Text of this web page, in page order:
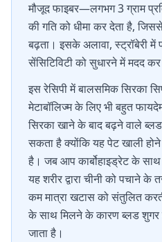
मौजूद फाइबर—लगभग 3 ग्राम
की गति को धीमा कर देता है,
बढ़ता। इसके अलावा, स्ट्रॉबेरी में
सेंसिटिविटी को सुधारने में मदद
इस रेसिपी में बालसमिक सिरका
मेटाबॉलिज्म के लिए भी बहुत
सिरका खाने के बाद बढ़ने वाले
सकता है क्योंकि यह पेट खाली होने
है। जब आप कार्बोहाइड्रेट के
यह शरीर द्वारा चीनी को पचाने
कम मात्रा खटास को संतुलित
के साथ मिलने के कारण ब्लड
जाता है।